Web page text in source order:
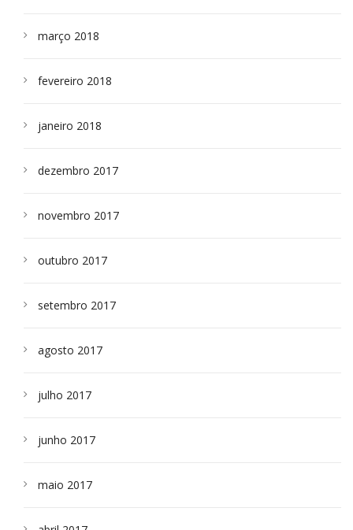
março 2018
fevereiro 2018
janeiro 2018
dezembro 2017
novembro 2017
outubro 2017
setembro 2017
agosto 2017
julho 2017
junho 2017
maio 2017